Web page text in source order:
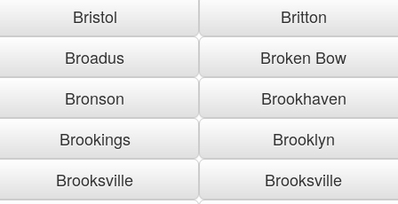
Bristol
Britton
Broadus
Broken Bow
Bronson
Brookhaven
Brookings
Brooklyn
Brooksville
Brooksville